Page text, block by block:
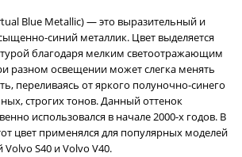
Blue Metallic) — это выразительный и
синий металлик. Цвет выделяется
благодаря мелким светоотражающим
разном освещении может слегка менять
переливаясь от яркого полуночно-синего
строгих тонов. Данный оттенок
использовался в начале 2000-х годов. В
цвет применялся для популярных моделей
S40 и Volvo V40.